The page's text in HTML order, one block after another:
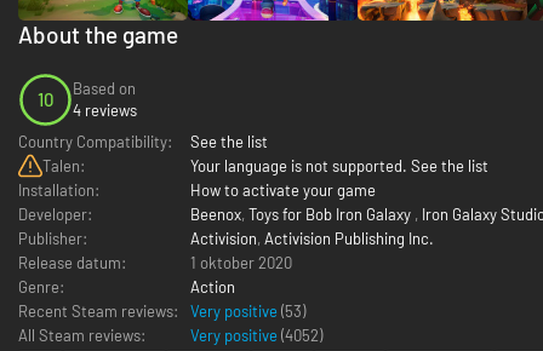
About the game
10
Based on
4 reviews
Country Compatibility:
See the list
Talen:
Your language is not supported. See the list
Installation:
How to activate your game
Developer:
Beenox, Toys for Bob Iron Galaxy , Iron Galaxy
Publisher:
Activision, Activision Publishing Inc.
Release datum:
1 oktober 2020
Genre:
Action
Recent Steam reviews:
Very positive (53)
All Steam reviews:
Very positive (4052)